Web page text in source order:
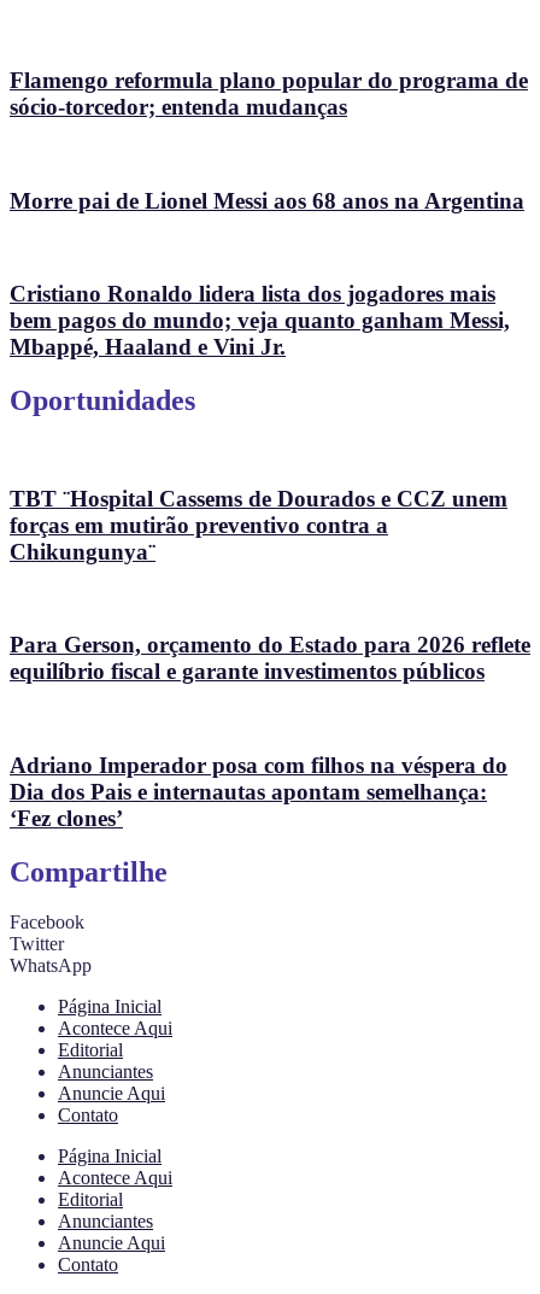
Flamengo reformula plano popular do programa de
sócio-torcedor; entenda mudanças
Morre pai de Lionel Messi aos 68 anos na Argentina
Cristiano Ronaldo lidera lista dos jogadores mais
bem pagos do mundo; veja quanto ganham Messi,
Mbappé, Haaland e Vini Jr.
Oportunidades
TBT ¨Hospital Cassems de Dourados e CCZ unem
forças em mutirão preventivo contra a
Chikungunya¨
Para Gerson, orçamento do Estado para 2026 reflete
equilíbrio fiscal e garante investimentos públicos
Adriano Imperador posa com filhos na véspera do
Dia dos Pais e internautas apontam semelhança:
‘Fez clones’
Compartilhe
Facebook
Twitter
WhatsApp
Página Inicial
Acontece Aqui
Editorial
Anunciantes
Anuncie Aqui
Contato
Página Inicial
Acontece Aqui
Editorial
Anunciantes
Anuncie Aqui
Contato